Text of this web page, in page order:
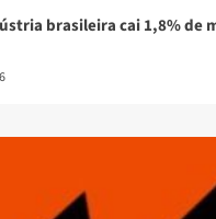
brasileira cai 1,8% de